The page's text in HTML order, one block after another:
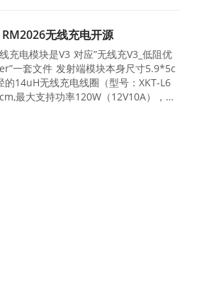
无线充电开源
充电模块是V3 对应”无线充V3_低阻优
一套文件 发射端模块本身尺寸5.9*5c
14uH无线充电线圈（型号：XKT-L6
最大支持功率120W（12V10A），高